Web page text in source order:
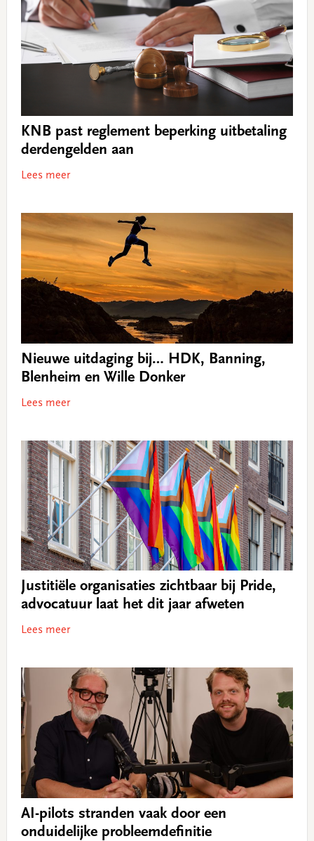
KNB past reglement beperking uitbetaling
derdengelden aan
Lees meer
Nieuwe uitdaging bij… HDK, Banning,
Blenheim en Wille Donker
Lees meer
Justitiële organisaties zichtbaar bij Pride,
advocatuur laat het dit jaar afweten
Lees meer
AI-pilots stranden vaak door een
onduidelijke probleemdefinitie